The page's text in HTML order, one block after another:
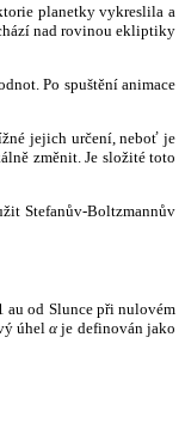
planetky vykreslila a
nad rovinou ekliptiky
Po spuštění animace
jejich určení, neboť je
změnit. Je složité toto
Stefanův-Boltzmannův
au od Slunce při nulovém
úhelα je definován jako